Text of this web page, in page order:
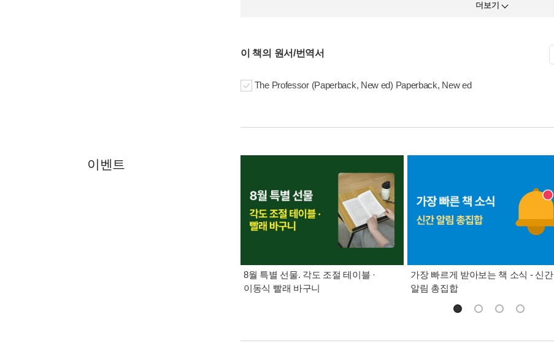
더보기
이 책의 원서/번역서
The Professor (Paperback, New ed) Paperback, New ed
이벤트
8월 특별 선물. 각도 조절 테이블 ·
이동식 빨래 바구니
가장 빠르게 받아보는 책 소식 - 신간
알림 총집합